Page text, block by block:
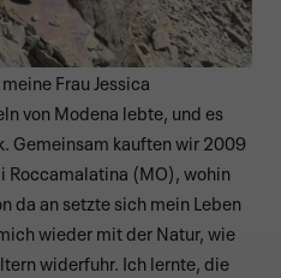
Frau Jessica
von Modena lebte, und es
Gemeinsam kauften wir 2009
Roccamalatina (MO), wohin
da an setzte sich mein Leben
wieder mit der Natur, wie
widerfuhr. Ich lernte, die